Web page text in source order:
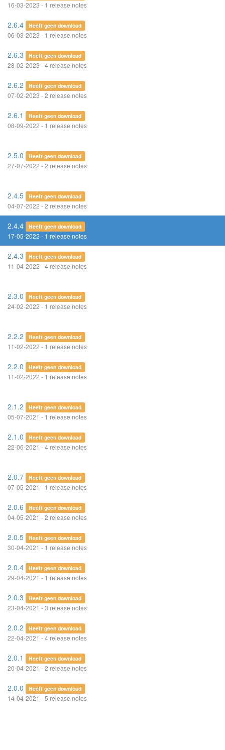
16-03-2023 - 1 release notes
2.6.4 Heeft geen download
06-03-2023 - 1 release notes
2.6.3 Heeft geen download
28-02-2023 - 4 release notes
2.6.2 Heeft geen download
07-02-2023 - 2 release notes
2.6.1 Heeft geen download
08-09-2022 - 1 release notes
2.5.0 Heeft geen download
27-07-2022 - 2 release notes
2.4.5 Heeft geen download
04-07-2022 - 2 release notes
2.4.4 Heeft geen download
17-05-2022 - 1 release notes
2.4.3 Heeft geen download
11-04-2022 - 4 release notes
2.3.0 Heeft geen download
24-02-2022 - 1 release notes
2.2.2 Heeft geen download
11-02-2022 - 1 release notes
2.2.0 Heeft geen download
11-02-2022 - 1 release notes
2.1.2 Heeft geen download
05-07-2021 - 1 release notes
2.1.0 Heeft geen download
22-06-2021 - 4 release notes
2.0.7 Heeft geen download
07-05-2021 - 1 release notes
2.0.6 Heeft geen download
04-05-2021 - 2 release notes
2.0.5 Heeft geen download
30-04-2021 - 1 release notes
2.0.4 Heeft geen download
29-04-2021 - 1 release notes
2.0.3 Heeft geen download
23-04-2021 - 3 release notes
2.0.2 Heeft geen download
22-04-2021 - 4 release notes
2.0.1 Heeft geen download
20-04-2021 - 2 release notes
2.0.0 Heeft geen download
14-04-2021 - 5 release notes